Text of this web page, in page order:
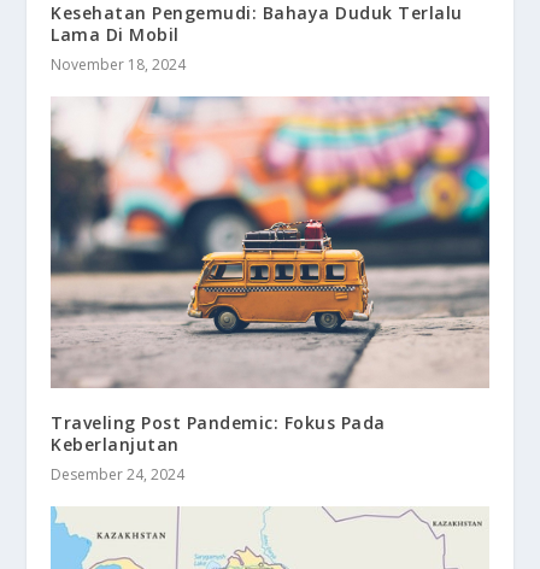
Kesehatan Pengemudi: Bahaya Duduk Terlalu
Lama Di Mobil
November 18, 2024
Traveling Post Pandemic: Fokus Pada
Keberlanjutan
Desember 24, 2024